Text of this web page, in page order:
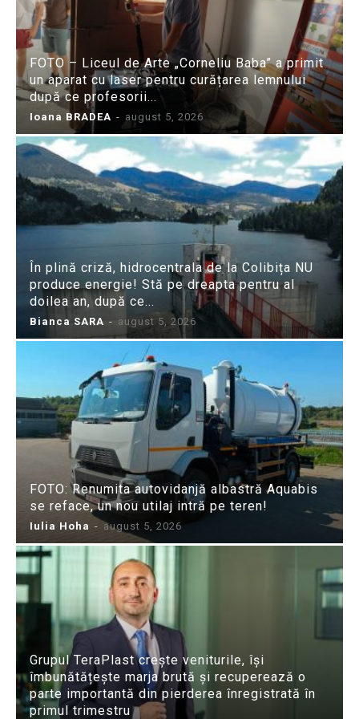
FOTO – Liceul de Arte „Corneliu Baba” a primit
un aparat cu laser pentru curățarea lemnului
după ce profesorii...
Ioana BRADEA - august 5, 2026
În plină criză, hidrocentrala de la Colibița NU
produce energie! Stă pe dreapta pentru al
doilea an, după ce...
Bianca SARA - august 5, 2026
FOTO: Renumita autovidanjă albastră Aquabis
se reface, un nou utilaj intră pe teren!
Iulia Hoha - august 5, 2026
Grupul TeraPlast crește veniturile, își
îmbunătățește marja brută și recuperează o
parte importantă din pierderea înregistrată în
primul trimestru